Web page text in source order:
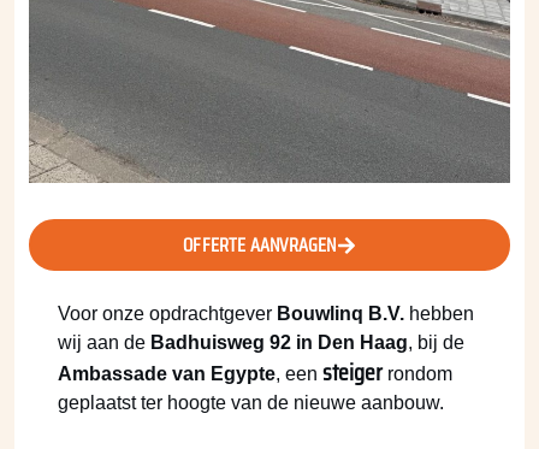
OFFERTE AANVRAGEN
Voor onze opdrachtgever Bouwlinq B.V. hebben
wij aan de Badhuisweg 92 in Den Haag, bij de
Ambassade van Egypte, een steigerrondom
geplaatst ter hoogte van de nieuwe aanbouw.